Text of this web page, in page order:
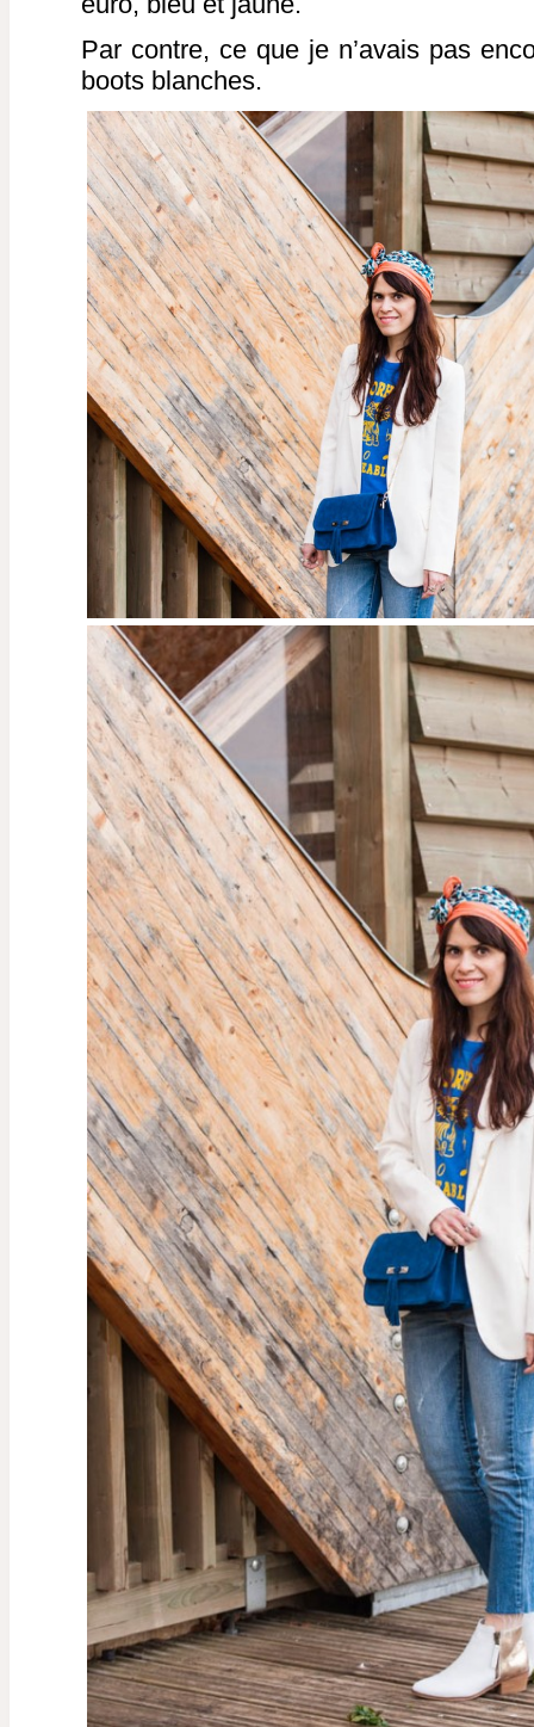
Par contre, ce que je n’avais pas
boots blanches.